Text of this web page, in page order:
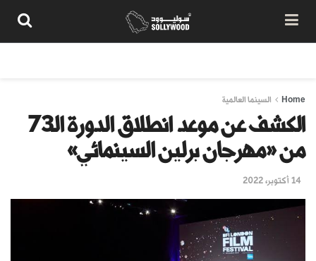
Home السينما العالمية
الكشف عن موعد انطلاق الدورة الـ73
من «مهرجان برلين السينمائي»
14 أكتوبر، 2022